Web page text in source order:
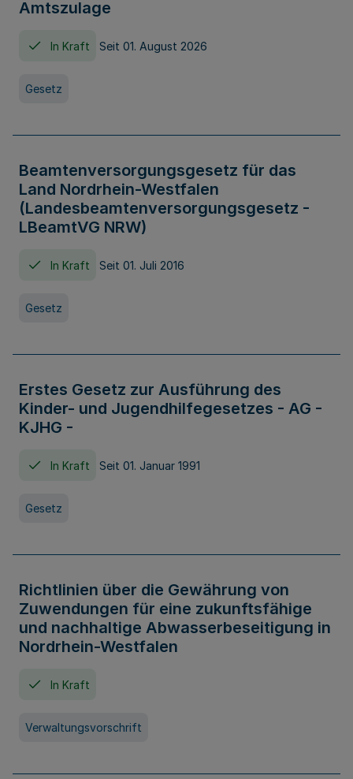
Amtszulage
In Kraft Seit 01. August 2026
Gesetz
Beamtenversorgungsgesetz für das
Land Nordrhein-Westfalen
(Landesbeamtenversorgungsgesetz -
LBeamtVG NRW)
In Kraft Seit 01. Juli 2016
Gesetz
Erstes Gesetz zur Ausführung des
Kinder- und Jugendhilfegesetzes - AG -
KJHG -
In Kraft Seit 01. Januar 1991
Gesetz
Richtlinien über die Gewährung von
Zuwendungen für eine zukunftsfähige
und nachhaltige Abwasserbeseitigung in
Nordrhein-Westfalen
In Kraft
Verwaltungsvorschrift